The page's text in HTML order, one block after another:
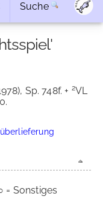
Suche
Sp. 748f. + 2VL
= Sonstiges